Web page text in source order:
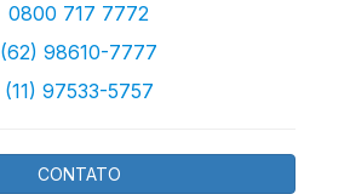
0800 717 7772
(62) 98610-7777
(11) 97533-5757
CONTATO